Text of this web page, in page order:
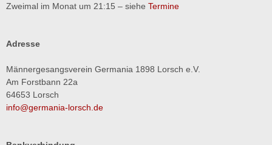
Zweimal im Monat um 21:15 – siehe Termine
Adresse
Männergesangsverein Germania 1898 Lorsch e.V.
Am Forstbann 22a
64653 Lorsch
info@germania-lorsch.de